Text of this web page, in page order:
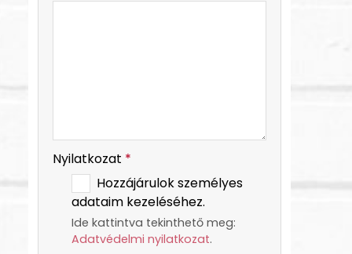
Nyilatkozat *
Hozzájárulok személyes
adataim kezeléséhez.
Ide kattintva tekinthető meg:
Adatvédelmi nyilatkozat.